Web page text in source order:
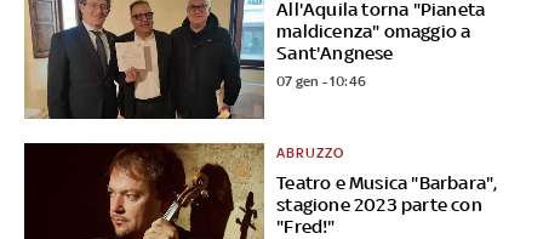
All'Aquila torna "Pianeta
maldicenza" omaggio a
Sant'Angnese
07 gen - 10:46
Teatro e Musica "Barbara",
stagione 2023 parte con
"Fred!"
ABRUZZO